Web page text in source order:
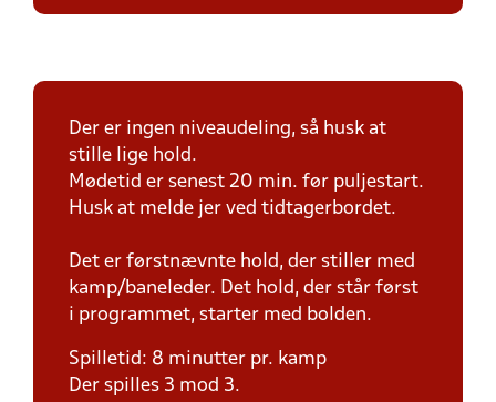
Der er ingen niveaudeling, så husk at
stille lige hold.
Mødetid er senest 20 min. før puljestart.
Husk at melde jer ved tidtagerbordet.
Det er førstnævnte hold, der stiller med
kamp/baneleder. Det hold, der står først
i programmet, starter med bolden.
Spilletid: 8 minutter pr. kamp
Der spilles 3 mod 3.